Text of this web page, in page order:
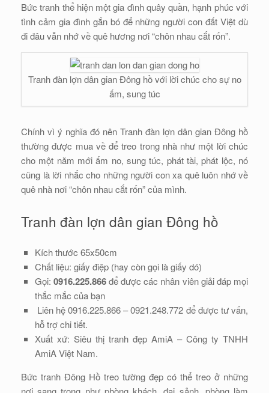
Bức tranh thể hiện một gia đình quây quần, hạnh phúc với
tình cảm gia đình gắn bó để những người con đất Việt dù
đi đâu vẫn nhớ về quê hương nơi “chôn nhau cắt rốn”.
Tranh đàn lợn dân gian Đông hồ với lời chúc cho sự no
ấm, sung túc
Chính vì ý nghĩa đó nên Tranh đàn lợn dân gian Đông hồ
thường được mua về để treo trong nhà như một lời chúc
cho một năm mới ấm no, sung túc, phát tài, phát lộc, nó
cũng là lời nhắc cho những người con xa quê luôn nhớ về
quê nhà nơi “chôn nhau cắt rốn” của mình.
Tranh đàn lợn dân gian Đông hồ
Kích thước 65x50cm
Chất liệu: giấy điệp (hay còn gọi là giấy dó)
Gọi: 0916.225.866để được các nhân viên giải đáp mọi
thắc mắc của bạn
Liên hệ 0916.225.866 – 0921.248.772 để được tư vấn,
hỗ trợ chi tiết.
Xuất xứ: Siêu thị tranh đẹp AmiA – Công ty TNHH
AmiA Việt Nam.
Bức tranh Đông Hồ treo tường đẹp có thể treo ở những